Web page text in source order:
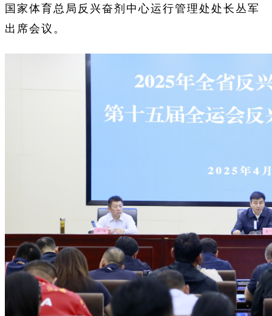
国家体育总局反兴奋剂中心运行管理处处长丛军
出席会议。